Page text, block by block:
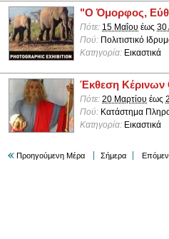
"Ο Όμορφος,
Πότε: 15 Μαΐου έως 30
Πού: Πολιτιστικό
Κατηγορία: Εικαστικά
Έκθεση
Πότε: 20 Μαρτίου έως
Πού: Κατάστημα
Κατηγορία: Εικαστικά
Προηγούμενη Μέρα Σήμερα